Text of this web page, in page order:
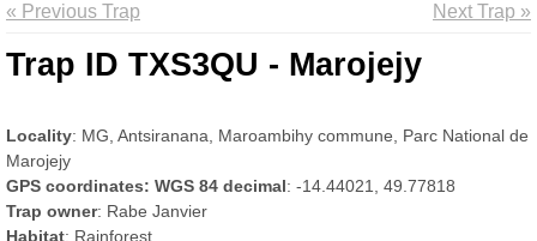
« Previous Trap Next Trap »
Trap ID TXS3QU - Marojejy
Locality: MG, Antsiranana, Maroambihy commune, Parc National de
Marojejy
GPS coordinates: WGS 84 decimal: -14.44021, 49.77818
Trap owner: Rabe Janvier
Habitat: Rainforest